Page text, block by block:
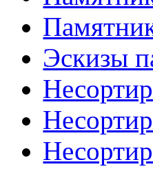
Эскизы